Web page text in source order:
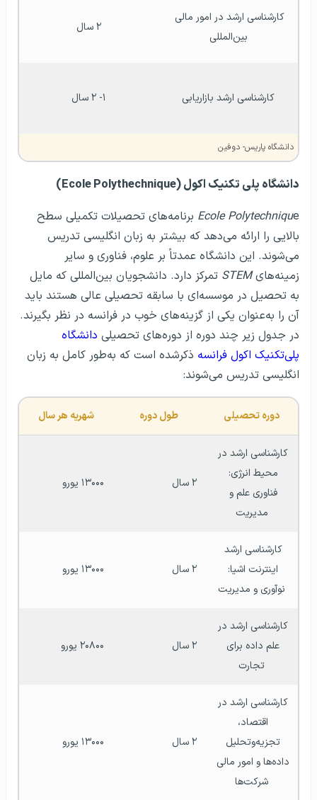
بین‌المللی
۲ سال
کارشناسی ارشد بازاریابی ۱- ۲ سال
دانشگاه پاریس- دوفین
دانشگاه پلی تکنیک اکول (Ecole Polythechnique)
Ecole Polytechniqu e برنامه‌های تحصیلات تکمیلی سطح
بالایی را ارائه می‌دهد که بیشتر به زبان انگلیسی تدریس
می‌شوند. این دانشگاه عمدتاً بر علوم، فناوری و سایر
زمینه‌هایSTEM تمرکز دارد. دانشجویان بین‌المللی که مایل
به تحصیل در موسسه‌ای با سابقه تحصیلی عالی هستند باید
آن را به‌عنوان یکی از گزینه‌های خوب در فرانسه در نظر بگیرند.
در جدول زیر چند دوره از دوره‌های تحصیلی دانشگاه
پلی‌تکنیک اکول فرانسه ذکرشده است که به‌طور کامل به زبان
انگلیسی تدریس می‌شوند:
دوره تحصیلی طول دوره شهریه هر سال
مدیریت
۲ سال ۱۳۰۰۰ یورو
نوآوری و مدیریت
۲ سال ۱۳۰۰۰ یورو
تجارت
۲ سال ۲۰۸۰۰ یورو
شرکت‌ها
۲ سال ۱۳۰۰۰ یورو